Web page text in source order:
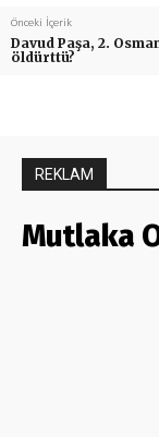
Önceki İçerik
Davud Paşa, 2.
öldürttü?
REKLAM
Mutlaka